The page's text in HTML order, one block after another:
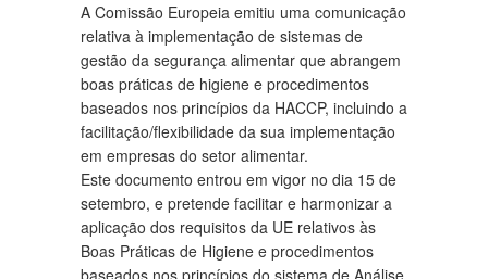
A Comissão Europeia emitiu uma comunicação
relativa à implementação de sistemas de
gestão da segurança alimentar que abrangem
boas práticas de higiene e procedimentos
baseados nos princípios da HACCP, incluindo a
facilitação/flexibilidade da sua implementação
em empresas do setor alimentar.
Este documento entrou em vigor no dia 15 de
setembro, e pretende facilitar e harmonizar a
aplicação dos requisitos da UE relativos às
Boas Práticas de Higiene e procedimentos